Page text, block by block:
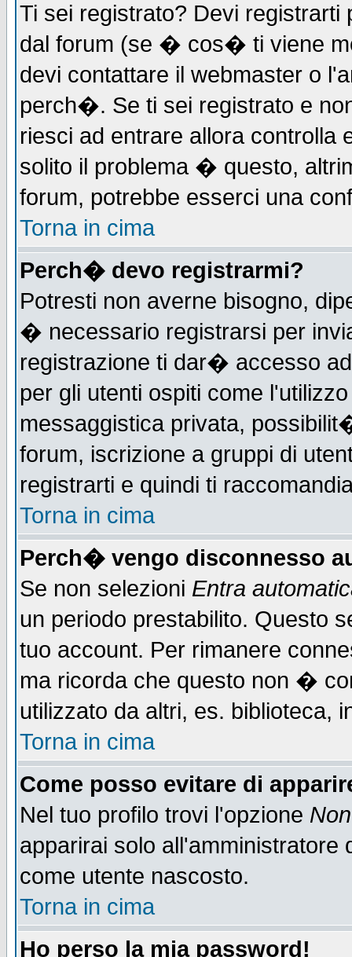
Ti sei registrato? Devi registrarti
dal forum (se � cos� ti viene
devi contattare il webmaster o
perch�. Se ti sei registrato e
riesci ad entrare allora controlla
solito il problema � questo,
forum, potrebbe esserci una
Torna in cima
Perch� devo registrarmi?
Potresti non averne bisogno,
� necessario registrarsi per
registrazione ti dar� accesso
per gli utenti ospiti come
messaggistica privata,
forum, iscrizione a gruppi di
registrarti e quindi ti
Torna in cima
Perch� vengo disconnesso
Se non selezioni Entra
un periodo prestabilito. Questo
tuo account. Per rimanere
ma ricorda che questo non �
utilizzato da altri, es.
Torna in cima
Come posso evitare di
Nel tuo profilo trovi l'opzione
apparirai solo all'amministratore
come utente nascosto.
Torna in cima
Ho perso la mia password!